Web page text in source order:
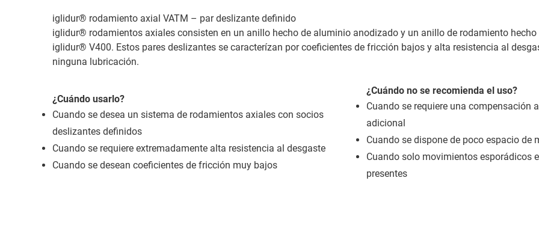
iglidur® rodamiento axial VATM – par deslizante definido
iglidur® rodamientos axiales consisten en un anillo hecho de aluminio anodizado y un anillo de rodamiento hecho
iglidur® V400. Estos pares deslizantes se caracterízan por coeficientes de fricción bajos y alta resistencia al
ninguna lubricación.
¿Cuándo usarlo?
Cuando se desea un sistema de rodamientos axiales con socios
deslizantes definidos
Cuando se requiere extremadamente alta resistencia al desgaste
Cuando se desean coeficientes de fricción muy bajos
¿Cuándo no se recomienda el uso?
Cuando se requiere una compensación
adicional
Cuando se dispone de poco espacio de
Cuando solo movimientos esporádicos
presentes